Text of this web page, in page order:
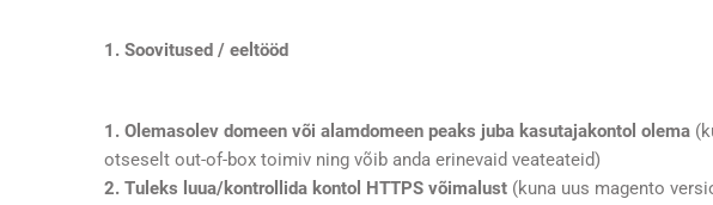
1. Soovitused / eeltööd
1. Olemasolev domeen või alamdomeen peaks juba kasutajakontol olema
otseselt out-of-box toimiv ning võib anda erinevaid veateateid)
2. Tuleks luua/kontrollida kontol HTTPS võimalust (kuna uus magento